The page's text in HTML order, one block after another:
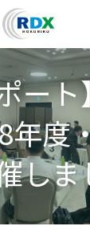
ー
年度
し